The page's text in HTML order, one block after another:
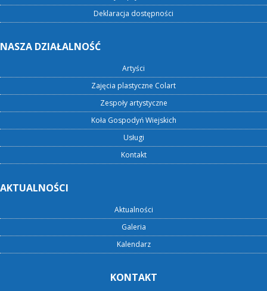
Deklaracja dostępności
NASZA DZIAŁALNOŚĆ
Artyści
Zajęcia plastyczne Colart
Zespoły artystyczne
Koła Gospodyń Wiejskich
Usługi
Kontakt
AKTUALNOŚCI
Aktualności
Galeria
Kalendarz
KONTAKT